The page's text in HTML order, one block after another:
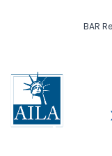
BAR